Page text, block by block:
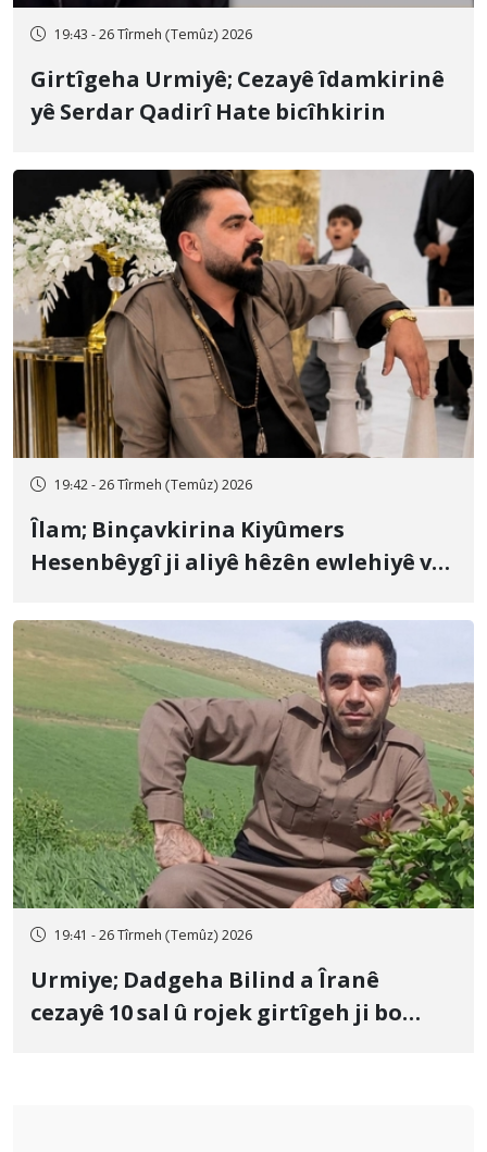
19:43 - 26 Tîrmeh (Temûz) 2026
Girtîgeha Urmiyê; Cezayê îdamkirinê
yê Serdar Qadirî Hate bicîhkirin
19:42 - 26 Tîrmeh (Temûz) 2026
Îlam; Binçavkirina Kiyûmers
Hesenbêygî ji aliyê hêzên ewlehiyê ve
19:41 - 26 Tîrmeh (Temûz) 2026
Urmiye; Dadgeha Bilind a Îranê
cezayê 10 sal û rojek girtîgeh ji bo